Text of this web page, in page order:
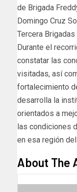
de Brigada
Domingo Cruz
Tercera
Durante el
constatar las
visitadas, así
fortalecimiento
desarrolla la
orientados a
las condiciones
en esa región
About The